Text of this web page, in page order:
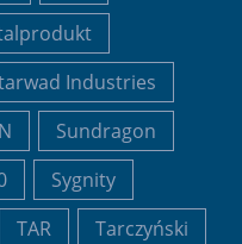
Industries
Sundragon
Sygnity
TAR
Tarczyński